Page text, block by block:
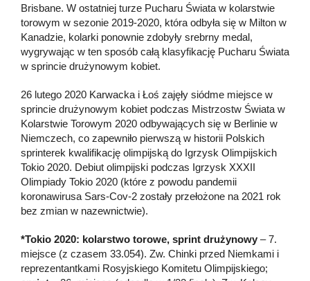
Brisbane. W ostatniej turze Pucharu Świata w kolarstwie
torowym w sezonie 2019-2020, która odbyła się w Milton w
Kanadzie, kolarki ponownie zdobyły srebrny medal,
wygrywając w ten sposób całą klasyfikację Pucharu Świata
w sprincie drużynowym kobiet.
26 lutego 2020 Karwacka i Łoś zajęły siódme miejsce w
sprincie drużynowym kobiet podczas Mistrzostw Świata w
Kolarstwie Torowym 2020 odbywających się w Berlinie w
Niemczech, co zapewniło pierwszą w historii Polskich
sprinterek kwalifikację olimpijską do Igrzysk Olimpijskich
Tokio 2020. Debiut olimpijski podczas Igrzysk XXXII
Olimpiady Tokio 2020 (które z powodu pandemii
koronawirusa Sars-Cov-2 zostały przełożone na 2021 rok
bez zmian w nazewnictwie).
*Tokio 2020: kolarstwo torowe, sprint drużynowy – 7.
miejsce (z czasem 33.054). Zw. Chinki przed Niemkami i
reprezentantkami Rosyjskiego Komitetu Olimpijskiego;